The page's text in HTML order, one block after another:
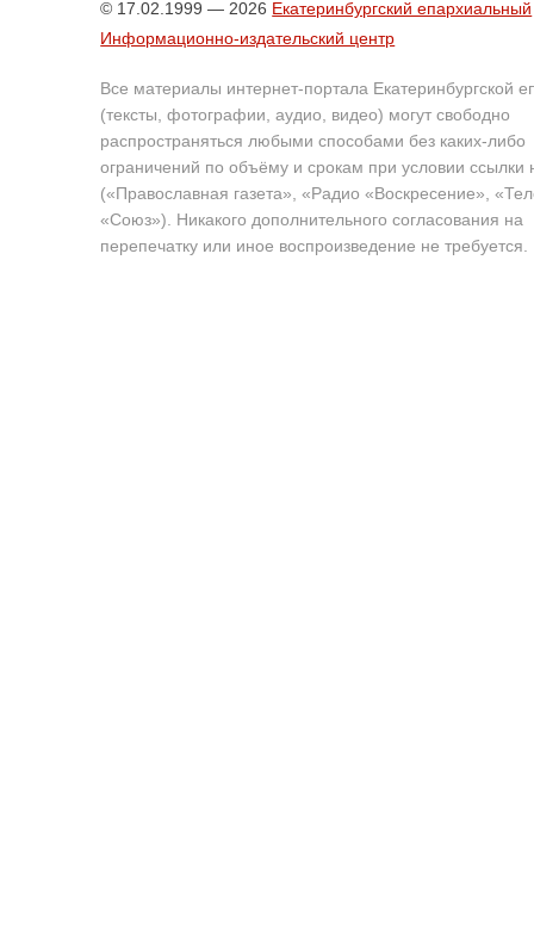
© 17.02.1999 — 2026 Екатеринбургский епархиальный
Информационно-издательский центр
Все материалы интернет-портала Екатеринбургской
(тексты, фотографии, аудио, видео) могут свободно
распространяться любыми способами без каких-либо
ограничений по объёму и срокам при условии ссылки
(«Православная газета», «Радио «Воскресение»,
«Союз»). Никакого дополнительного согласования на
перепечатку или иное воспроизведение не требуется.